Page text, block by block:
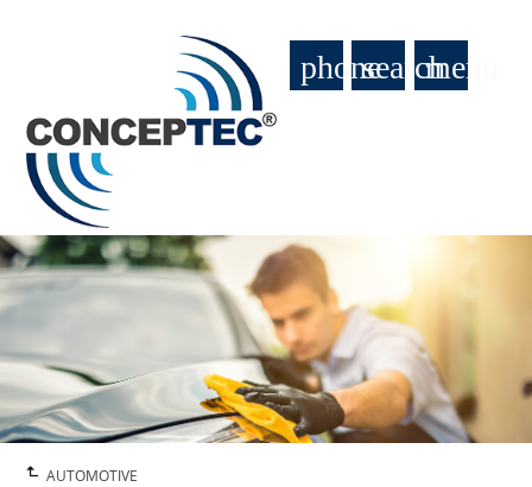
phonesearchmenu
AUTOMOTIVE